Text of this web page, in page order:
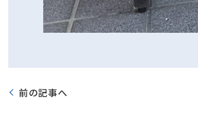
前の記事へ